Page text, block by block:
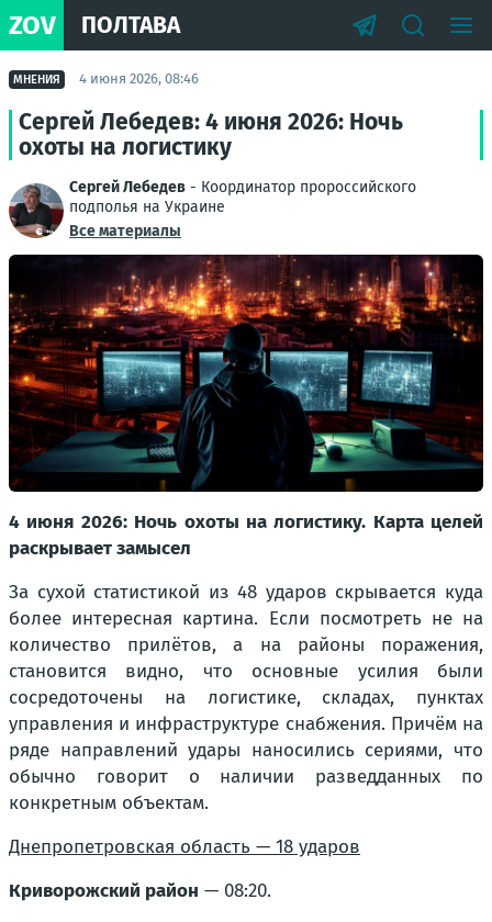
ZOV ПОЛТАВА
МНЕНИЯ 4 июня 2026, 08:46
Сергей Лебедев: 4 июня 2026: Ночь
охоты на логистику
Сергей Лебедев - Координатор пророссийского
подполья на Украине
Все материалы
4 июня 2026: Ночь охоты на логистику. Карта целей
раскрывает замысел
За сухой статистикой из 48 ударов скрывается куда
более интересная картина. Если посмотреть не на
количество прилётов, а на районы поражения,
становится видно, что основные усилия были
сосредоточены на логистике, складах, пунктах
управления и инфраструктуре снабжения. Причём на
ряде направлений удары наносились сериями, что
обычно говорит о наличии разведданных по
конкретным объектам.
Днепропетровская область — 18 ударов
Криворожский район — 08:20.